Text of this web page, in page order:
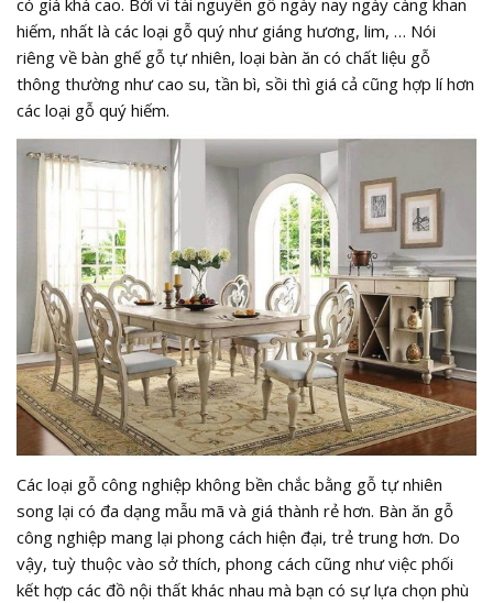
có giá khá cao. Bởi vì tài nguyên gỗ ngày nay ngày càng khan
hiếm, nhất là các loại gỗ quý như giáng hương, lim, … Nói
riêng về bàn ghế gỗ tự nhiên, loại bàn ăn có chất liệu gỗ
thông thường như cao su, tần bì, sồi thì giá cả cũng hợp lí hơn
các loại gỗ quý hiếm.
Các loại gỗ công nghiệp không bền chắc bằng gỗ tự nhiên
song lại có đa dạng mẫu mã và giá thành rẻ hơn. Bàn ăn gỗ
công nghiệp mang lại phong cách hiện đại, trẻ trung hơn. Do
vậy, tuỳ thuộc vào sở thích, phong cách cũng như việc phối
kết hợp các đồ nội thất khác nhau mà bạn có sự lựa chọn phù